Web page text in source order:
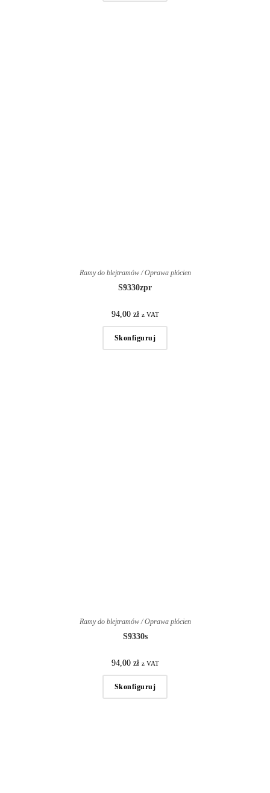
Ramy do blejtramów / Oprawa płócien
S9330zpr
94,00 zł z VAT
Skonfiguruj
Ramy do blejtramów / Oprawa płócien
S9330s
94,00 zł z VAT
Skonfiguruj